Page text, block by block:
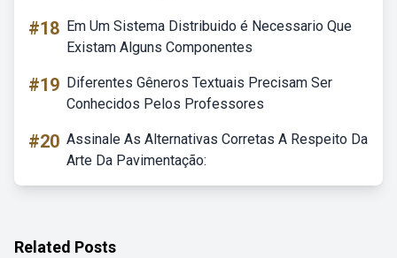
#18 Em Um Sistema Distribuido é Necessario Que
Existam Alguns Componentes
#19 Diferentes Gêneros Textuais Precisam Ser
Conhecidos Pelos Professores
#20 Assinale As Alternativas Corretas A Respeito Da
Arte Da Pavimentação:
Related Posts